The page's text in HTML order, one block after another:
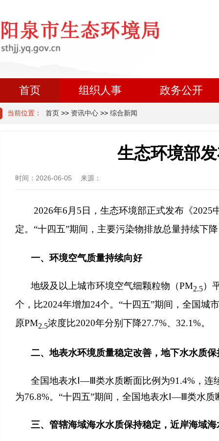
首页 组织人事 政务公开
当前位置： 首页 >> 资讯中心 >> 综合新闻
生态环境部
时间： 2026-06-05 来源：
2026年6月5日，生态环境部正式发布《
定。“十四五”期间，主要污染物排放总量持续下
一、环境空气质量持续向好
地级及以上城市环境空气细颗粒物（PM2.5）
个，比2024年增加24个。“十四五”期间，全国城
原PM2.5浓度比2020年分别下降27.7%、32.1%。
二、地表水环境质量稳定改善，地下水水质保
全国地表水Ⅰ—Ⅲ类水质断面比例为91.4%，
为76.8%。“十四五”期间，全国地表水Ⅰ—Ⅲ类水
三、管辖海域海水水质保持稳定，近岸海域